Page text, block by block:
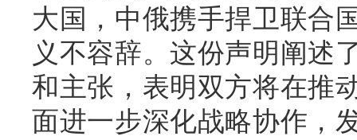
大国，中俄携手捍卫联合
义不容辞。这份声明阐述
和主张，表明双方将在推
面进一步深化战略协作，